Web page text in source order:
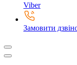
Viber
Замовити